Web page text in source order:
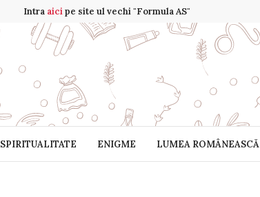
Intra aicipe site ul vechi "Formula AS"
SPIRITUALITATE ENIGME LUMEA ROMÂNEASCĂ